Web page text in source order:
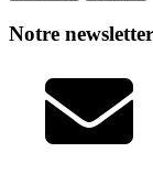
Notre newsletter